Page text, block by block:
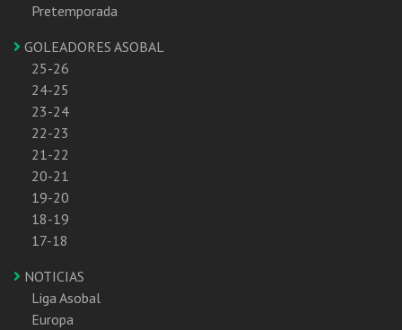
Pretemporada
GOLEADORES ASOBAL
25-26
24-25
23-24
22-23
21-22
20-21
19-20
18-19
17-18
NOTICIAS
Liga Asobal
Europa